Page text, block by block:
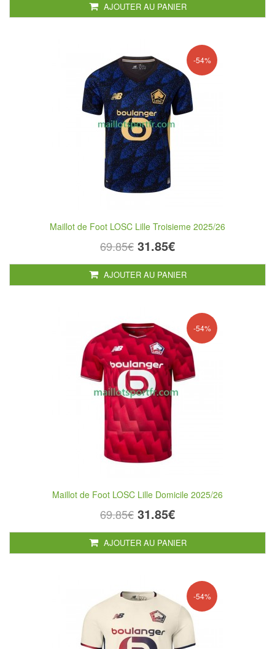
AJOUTER AU PANIER
-54%
Maillot de Foot LOSC Lille Troisieme 2025/26
69.85€ 31.85€
AJOUTER AU PANIER
-54%
Maillot de Foot LOSC Lille Domicile 2025/26
69.85€ 31.85€
AJOUTER AU PANIER
-54%